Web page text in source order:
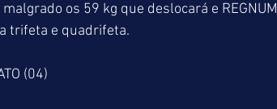
os 59 kg que deslocará e REGNUM
trifeta e quadrifeta.
(04)